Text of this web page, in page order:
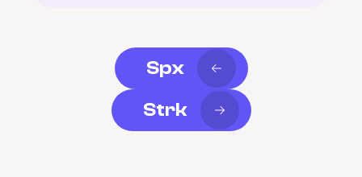
Spx
Strk